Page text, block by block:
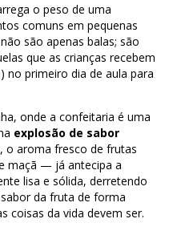
o peso de uma
comuns em pequenas
não são apenas balas; são
que as crianças recebem
no primeiro dia de aula para
onde a confeitaria é uma
explosão de sabor
o aroma fresco de frutas
maçã — já antecipa a
lisa e sólida, derretendo
da fruta de forma
coisas da vida devem ser.